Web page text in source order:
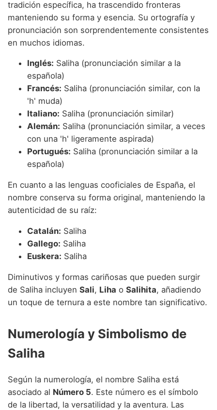
tradición específica, ha trascendido fronteras
manteniendo su forma y esencia. Su ortografía y
pronunciación son sorprendentemente consistentes
en muchos idiomas.
Inglés: Saliha (pronunciación similar a la
española)
Francés: Saliha (pronunciación similar, con la
'h' muda)
Italiano: Saliha (pronunciación similar)
Alemán: Saliha (pronunciación similar, a veces
con una 'h' ligeramente aspirada)
Portugués: Saliha (pronunciación similar a la
española)
En cuanto a las lenguas cooficiales de España, el
nombre conserva su forma original, manteniendo la
autenticidad de su raíz:
Catalán: Saliha
Gallego: Saliha
Euskera: Saliha
Diminutivos y formas cariñosas que pueden surgir
de Saliha incluyen Sali, Liha o Salihita, añadiendo
un toque de ternura a este nombre tan significativo.
Numerología y Simbolismo de
Saliha
Según la numerología, el nombre Saliha está
asociado al Número 5. Este número es el símbolo
de la libertad, la versatilidad y la aventura. Las